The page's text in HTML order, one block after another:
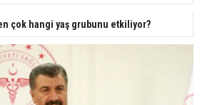
çok hangi yaş grubunu etkiliyor?